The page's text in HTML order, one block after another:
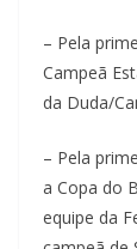
– Pela
Campeã
da Duda/
– Pela
a Copa do
equipe da